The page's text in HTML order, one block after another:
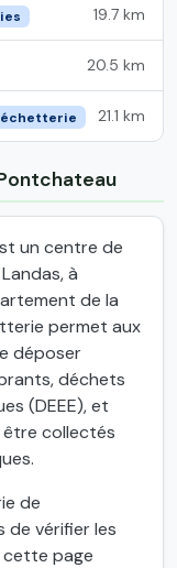
19.7 km
20.5 km
21.1 km
un centre de
à
de la
permet aux
déposer
déchets
(DEEE), et
collectés
de
de vérifier les
cette page